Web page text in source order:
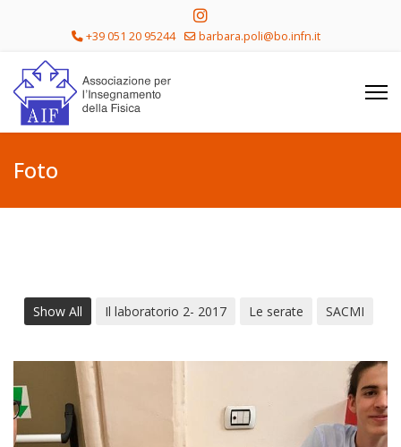
+39 051 20 95244 barbara.poli@bo.infn.it
Foto
Show All Il laboratorio 2- 2017 Le serate SACMI